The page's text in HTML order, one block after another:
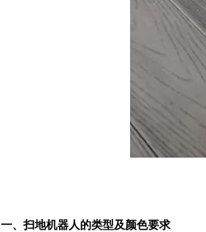
一、扫地机器人的类型及颜色要求